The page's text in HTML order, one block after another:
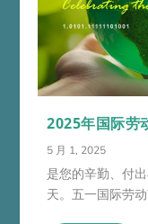
2025年国际劳
5 月 1, 2025
是您的辛勤、付
天。五一国际劳